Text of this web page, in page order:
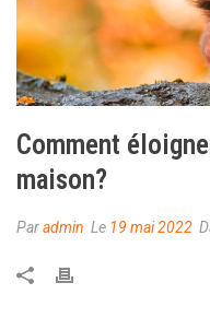
Comment
maison?
Paradmin Le 19 mai 2022